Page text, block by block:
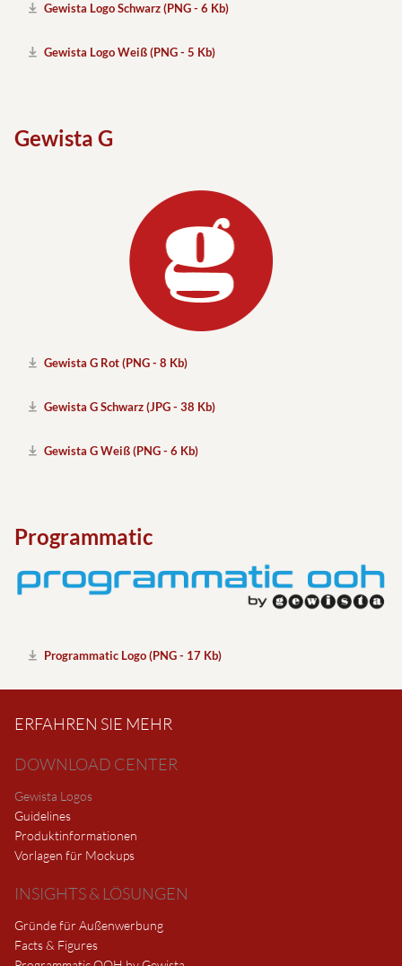
Gewista Logo Schwarz (PNG - 6 Kb)
Gewista Logo Weiß (PNG - 5 Kb)
Gewista G
Gewista G Rot (PNG - 8 Kb)
Gewista G Schwarz (JPG - 38 Kb)
Gewista G Weiß (PNG - 6 Kb)
Programmatic
Programmatic Logo (PNG - 17 Kb)
ERFAHREN SIE MEHR
DOWNLOAD CENTER
Gewista Logos
Guidelines
Produktinformationen
Vorlagen für Mockups
INSIGHTS & LÖSUNGEN
Gründe für Außenwerbung
Facts & Figures